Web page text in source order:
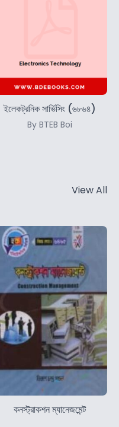
ইলেকট্রনিক সার্ভিসিং (৬৮৬৪)
By BTEB Boi
View All
কনস্ট্রাকশন ম্যানেজমেন্ট